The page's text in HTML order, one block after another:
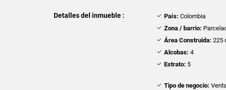
Detalles del inmueble : País: Colombia
Zona / barrio:
Área Construida: 225
Alcobas: 4
Estrato: 5
Tipo de negocio: